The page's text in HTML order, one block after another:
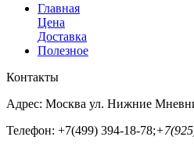
Главная
Цена
Доставка
Полезное
Контакты
Адрес: Москва ул. Нижние
Телефон: +7(499) 394-18-78;